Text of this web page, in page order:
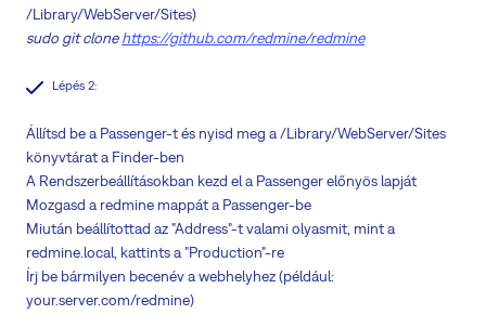
/Library/WebServer/Sites)
sudo git clonehttps://github.com/redmine/redmine
Lépés 2:
Állítsd be a Passenger-t és nyisd meg a /Library/WebServer/Sites
könyvtárat a Finder-ben
A Rendszerbeállításokban kezd el a Passenger előnyös lapját
Mozgasd a redmine mappát a Passenger-be
Miután beállítottad az "Address"-t valami olyasmit, mint a
redmine.local, kattints a "Production"-re
Írj be bármilyen becenév a webhelyhez (például:
your.server.com/redmine)